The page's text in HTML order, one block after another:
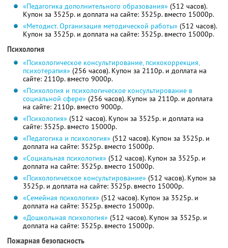
«Педагогика дополнительного образования» (512 часов).
Купон за 3525р. и доплата на сайте: 3525р. вместо 15000р.
«Методист. Организация методической работы» (512 часов).
Купон за 3525р. и доплата на сайте: 3525р. вместо 15000р.
Психология
«Психологическое консультирование, психокоррекция,
психотерапия» (256 часов). Купон за 2110р. и доплата на
сайте: 2110р. вместо 9000р.
«Психология и психологическое консультирование в
социальной сфере» (256 часов). Купон за 2110р. и доплата
на сайте: 2110р. вместо 9000р.
«Психология» (512 часов). Купон за 3525р. и доплата на
сайте: 3525р. вместо 15000р.
«Педагогика и психология» (512 часов). Купон за 3525р. и
доплата на сайте: 3525р. вместо 15000р.
«Социальная психология» (512 часов). Купон за 3525р. и
доплата на сайте: 3525р. вместо 15000р.
«Психологическое консультирование» (512 часов). Купон за
3525р. и доплата на сайте: 3525р. вместо 15000р.
«Семейная психология» (512 часов). Купон за 3525р. и
доплата на сайте: 3525р. вместо 15000р.
«Дошкольная психология» (512 часов). Купон за 3525р. и
доплата на сайте: 3525р. вместо 15000р.
Пожарная безопасность